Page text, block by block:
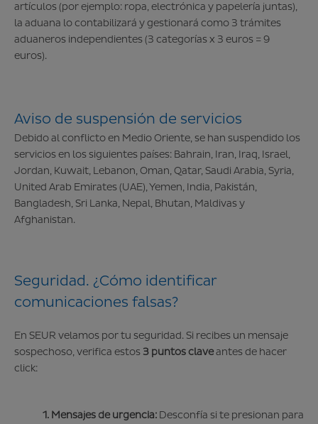
artículos (por ejemplo: ropa, electrónica y papelería juntas),
la aduana lo contabilizará y gestionará como 3 trámites
aduaneros independientes (3 categorías x 3 euros = 9
euros).
Aviso de suspensión de servicios
Debido al conflicto en Medio Oriente, se han suspendido los
servicios en los siguientes países: Bahrain, Iran, Iraq, Israel,
Jordan, Kuwait, Lebanon, Oman, Qatar, Saudi Arabia, Syria,
United Arab Emirates (UAE), Yemen, India, Pakistán,
Bangladesh, Sri Lanka, Nepal, Bhutan, Maldivas y
Afghanistan.
Seguridad. ¿Cómo identificar
comunicaciones falsas?
En SEUR velamos por tu seguridad. Si recibes un mensaje
sospechoso, verifica estos 3 puntos claveantes de hacer
click:
1. Mensajes de urgencia: Desconfía si te presionan para